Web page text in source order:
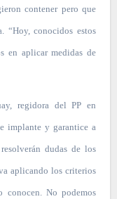
contener pero que
“Hoy, conocidos estos
en aplicar medidas de
regidora del PP en
implante y garantice a
dudas de los
aplicando los criterios
conocen. No podemos